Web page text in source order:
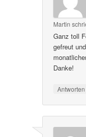
Martin
Ganz toll
gefreut
Danke!
Antworten